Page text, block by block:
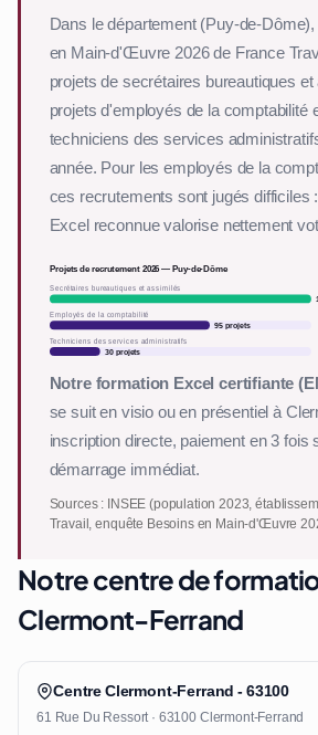
Dans le département (Puy-de-
en Main-d'Œuvre 2026 de France
projets de secrétaires bureautiques
projets d'employés de la comptabilité
techniciens des services
année. Pour les employés de la
ces recrutements sont jugés difficiles
Excel reconnue valorise nettement
Projets de recrutement 2026 — Puy-de-Dôme
Secrétaires bureautiques et assimilés
Employés de la comptabilité
95 projets
Techniciens des services administratifs
30 projets
Notre formation Excel certifiante
se suit en visio ou en présentiel à
inscription directe, paiement en 3 fois
démarrage immédiat.
Sources : INSEE (population 2023,
Travail, enquête Besoins en Main-d'Œuvre
Notre centre de
Clermont-Ferrand
Centre Clermont-Ferrand - 63100
61 Rue Du Ressort · 63100 Clermont-Ferrand